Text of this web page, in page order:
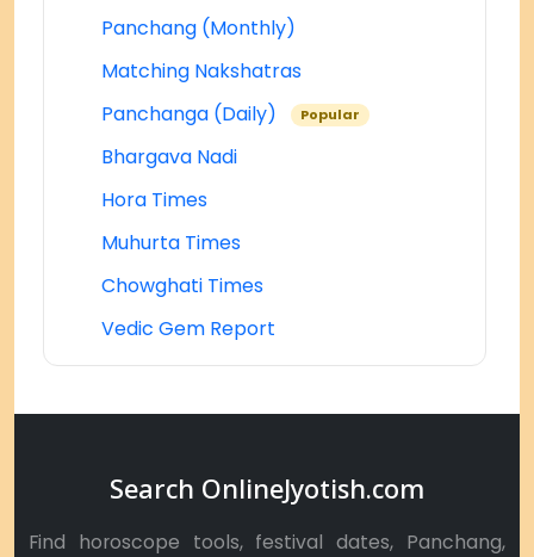
Panchang (Monthly)
Matching Nakshatras
Panchanga (Daily)
Popular
Bhargava Nadi
Hora Times
Muhurta Times
Chowghati Times
Vedic Gem Report
Search OnlineJyotish.com
Find horoscope tools, festival dates, Panchang,